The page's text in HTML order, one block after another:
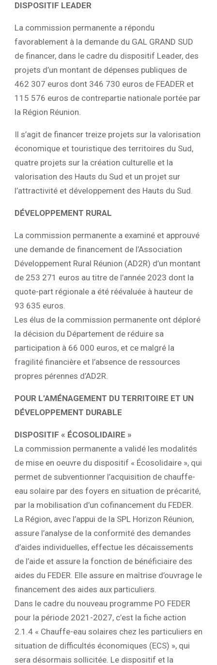
DISPOSITIF LEADER
La commission permanente a répondu
favorablement à la demande du GAL GRAND SUD
de financer, dans le cadre du dispositif Leader, des
projets d’un montant de dépenses publiques de
462 307 euros dont 346 730 euros de FEADER et
115 576 euros de contrepartie nationale portée par
la Région Réunion.
Il s’agit de financer treize projets sur la valorisation
économique et touristique des territoires du Sud,
quatre projets sur la création culturelle et la
valorisation des Hauts du Sud et un projet sur
l’attractivité et développement des Hauts du Sud.
DÉVELOPPEMENT RURAL
La commission permanente a examiné et approuvé
une demande de financement de l’Association
Développement Rural Réunion (AD2R) d’un montant
de 253 271 euros au titre de l’année 2023 dont la
quote-part régionale a été réévaluée à hauteur de
93 635 euros.
Les élus de la commission permanente ont déploré
la décision du Département de réduire sa
participation à 66 000 euros, et ce malgré la
fragilité financière et l’absence de ressources
propres pérennes d’AD2R.
POUR L’AMÉNAGEMENT DU TERRITOIRE ET UN
DÉVELOPPEMENT DURABLE
DISPOSITIF « ÉCOSOLIDAIRE »
La commission permanente a validé les modalités
de mise en oeuvre du dispositif « Écosolidaire », qui
permet de subventionner l’acquisition de chauffe-
eau solaire par des foyers en situation de précarité,
par la mobilisation d’un cofinancement du FEDER.
La Région, avec l’appui de la SPL Horizon Réunion,
assure l’analyse de la conformité des demandes
d’aides individuelles, effectue les décaissements
de l’aide et assure la fonction de bénéficiaire des
aides du FEDER. Elle assure en maîtrise d’ouvrage le
financement des aides aux particuliers.
Dans le cadre du nouveau programme PO FEDER
pour la période 2021-2027, c’est la fiche action
2.1.4 « Chauffe-eau solaires chez les particuliers en
situation de difficultés économiques (ECS) », qui
sera désormais sollicitée. Le dispositif et la